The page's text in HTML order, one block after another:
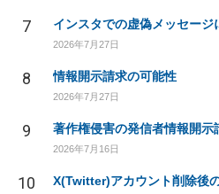
7 インスタでの虚偽メッセージ
2026年7月27日
8 情報開示請求の可能性
2026年7月27日
9 著作権侵害の発信者情報開
2026年7月16日
10